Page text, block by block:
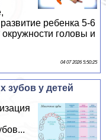
ребенка 5-6
головы и
04 07 2026 5:50:25
зубов у детей